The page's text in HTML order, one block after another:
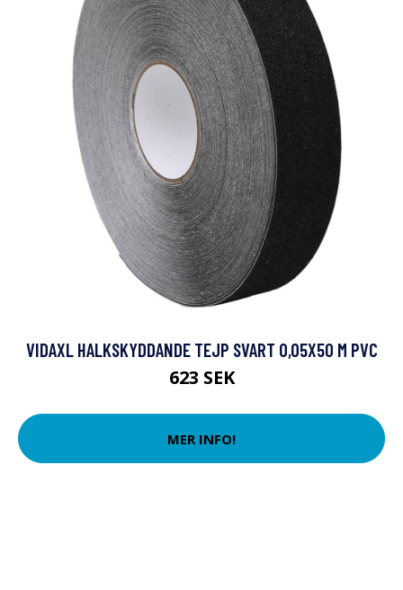
VIDAXL HALKSKYDDANDE TEJP SVART 0,05X50 M PVC
623 SEK
MER INFO!